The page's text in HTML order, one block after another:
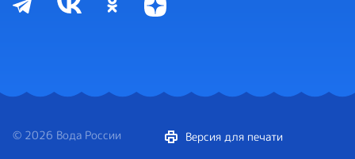
© 2026 Вода России Версия для печати